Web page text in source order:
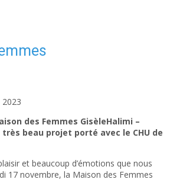
des Femmes GisèleHalimi –
très beau projet porté avec le CHU de
et beaucoup d’émotions que nous
17 novembre, la Maison des Femmes